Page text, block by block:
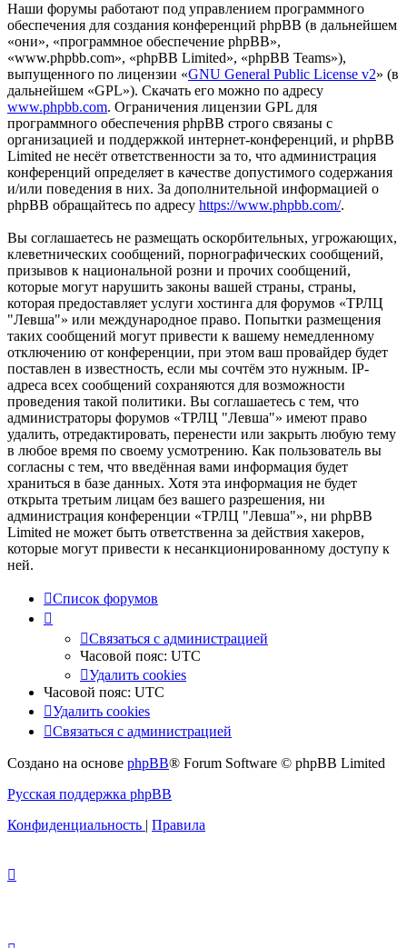
Наши форумы работают под управлением программного
обеспечения для создания конференций phpBB (в дальнейшем
«они», «программное обеспечение phpBB»,
«www.phpbb.com», «phpBB Limited», «phpBB Teams»),
выпущенного по лицензии «GNU General Public License v2» (в
дальнейшем «GPL»). Скачать его можно по адресу
www.phpbb.com. Ограничения лицензии GPL для
программного обеспечения phpBB строго связаны с
организацией и поддержкой интернет-конференций, и phpBB
Limited не несёт ответственности за то, что администрация
конференций определяет в качестве допустимого содержания
и/или поведения в них. За дополнительной информацией о
phpBB обращайтесь по адресу https://www.phpbb.com/.
Вы соглашаетесь не размещать оскорбительных, угрожающих,
клеветнических сообщений, порнографических сообщений,
призывов к национальной розни и прочих сообщений,
которые могут нарушить законы вашей страны, страны,
которая предоставляет услуги хостинга для форумов «ТРЛЦ
"Левша"» или международное право. Попытки размещения
таких сообщений могут привести к вашему немедленному
отключению от конференции, при этом ваш провайдер будет
поставлен в известность, если мы сочтём это нужным. IP-
адреса всех сообщений сохраняются для возможности
проведения такой политики. Вы соглашаетесь с тем, что
администраторы форумов «ТРЛЦ "Левша"» имеют право
удалить, отредактировать, перенести или закрыть любую тему
в любое время по своему усмотрению. Как пользователь вы
согласны с тем, что введённая вами информация будет
храниться в базе данных. Хотя эта информация не будет
открыта третьим лицам без вашего разрешения, ни
администрация конференции «ТРЛЦ "Левша"», ни phpBB
Limited не может быть ответственна за действия хакеров,
которые могут привести к несанкционированному доступу к
ней.
Список форумов
Связаться с администрацией
Часовой пояс: UTC
Удалить cookies
Часовой пояс: UTC
Удалить cookies
Связаться с администрацией
Создано на основе phpBB® Forum Software © phpBB Limited
Русская поддержка phpBB
Конфиденциальность | Правила